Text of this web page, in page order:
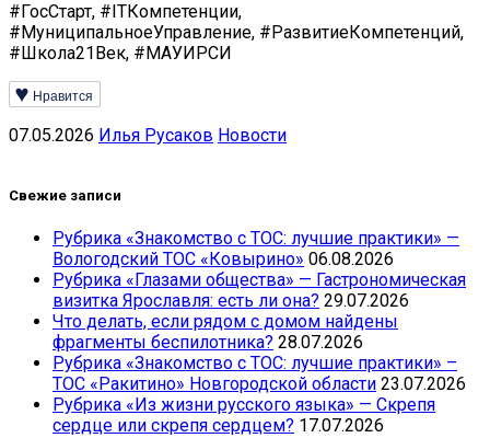
#ГосСтарт, #ITКомпетенции,
#МуниципальноеУправление, #РазвитиеКомпетенций,
#Школа21Век, #МАУИРСИ
Нравится
07.05.2026 Илья Русаков Новости
Свежие записи
Рубрика «Знакомство с ТОС: лучшие практики» —
Вологодский ТОС «Ковырино» 06.08.2026
Рубрика «Глазами общества» — Гастрономическая
визитка Ярославля: есть ли она? 29.07.2026
Что делать, если рядом с домом найдены
фрагменты беспилотника? 28.07.2026
Рубрика «Знакомство с ТОС: лучшие практики» –
ТОС «Ракитино» Новгородской области 23.07.2026
Рубрика «Из жизни русского языка» — Скрепя
сердце или скрепя сердцем? 17.07.2026